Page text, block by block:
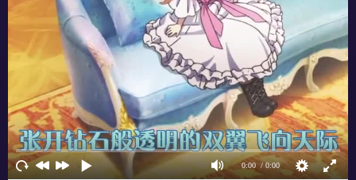
несправедливое обвинение сфабриковано,
несомненно, неблагожелателями, ведь
Атанасия не убивала свою сестру, Вторую
Принцессу Дженит Магриту. Что же делать
юной героине? Постоянно прятаться от его
императорского величества? Копить деньги,
чтобы убежать куда глаза глядят?